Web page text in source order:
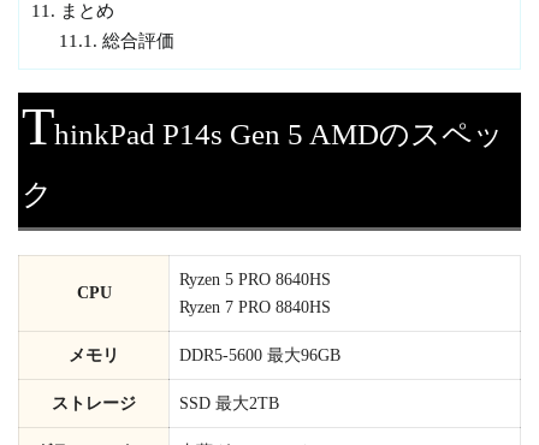
11. まとめ
11.1. 総合評価
ThinkPad P14s Gen 5 AMDのスペッ
ク
CPU
Ryzen 5 PRO 8640HS
Ryzen 7 PRO 8840HS
メモリ DDR5-5600 最大96GB
ストレージ SSD 最大2TB